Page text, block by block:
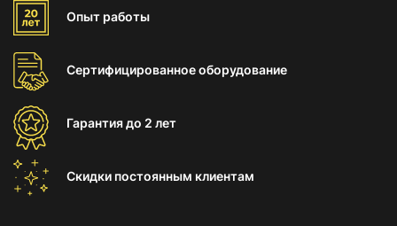
Опыт работы
Сертифицированноеоборудование
Гарантиядо 2 лет
Скидки постоянным клиентам